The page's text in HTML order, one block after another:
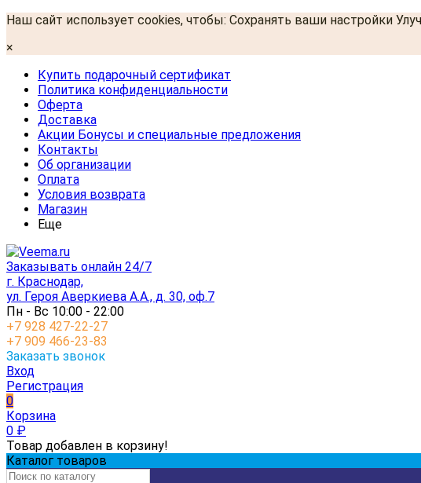
Наш сайт использует cookies, чтобы: Сохранять ваши настройки
×
Купить подарочный сертификат
Политика конфиденциальности
Оферта
Доставка
Акции Бонусы и специальные предложения
Контакты
Об организации
Оплата
Условия возврата
Магазин
Еще
Заказывать онлайн 24/7
г. Краснодар,
ул. Героя Аверкиева А.А., д. 30, оф.7
Пн - Вс 10:00 - 22:00
+7 928 427-22-27
+7 909 466-23-83
Заказать звонок
Вход
Регистрация
0
Корзина
0 ₽
Товар добавлен в корзину!
Каталог товаров